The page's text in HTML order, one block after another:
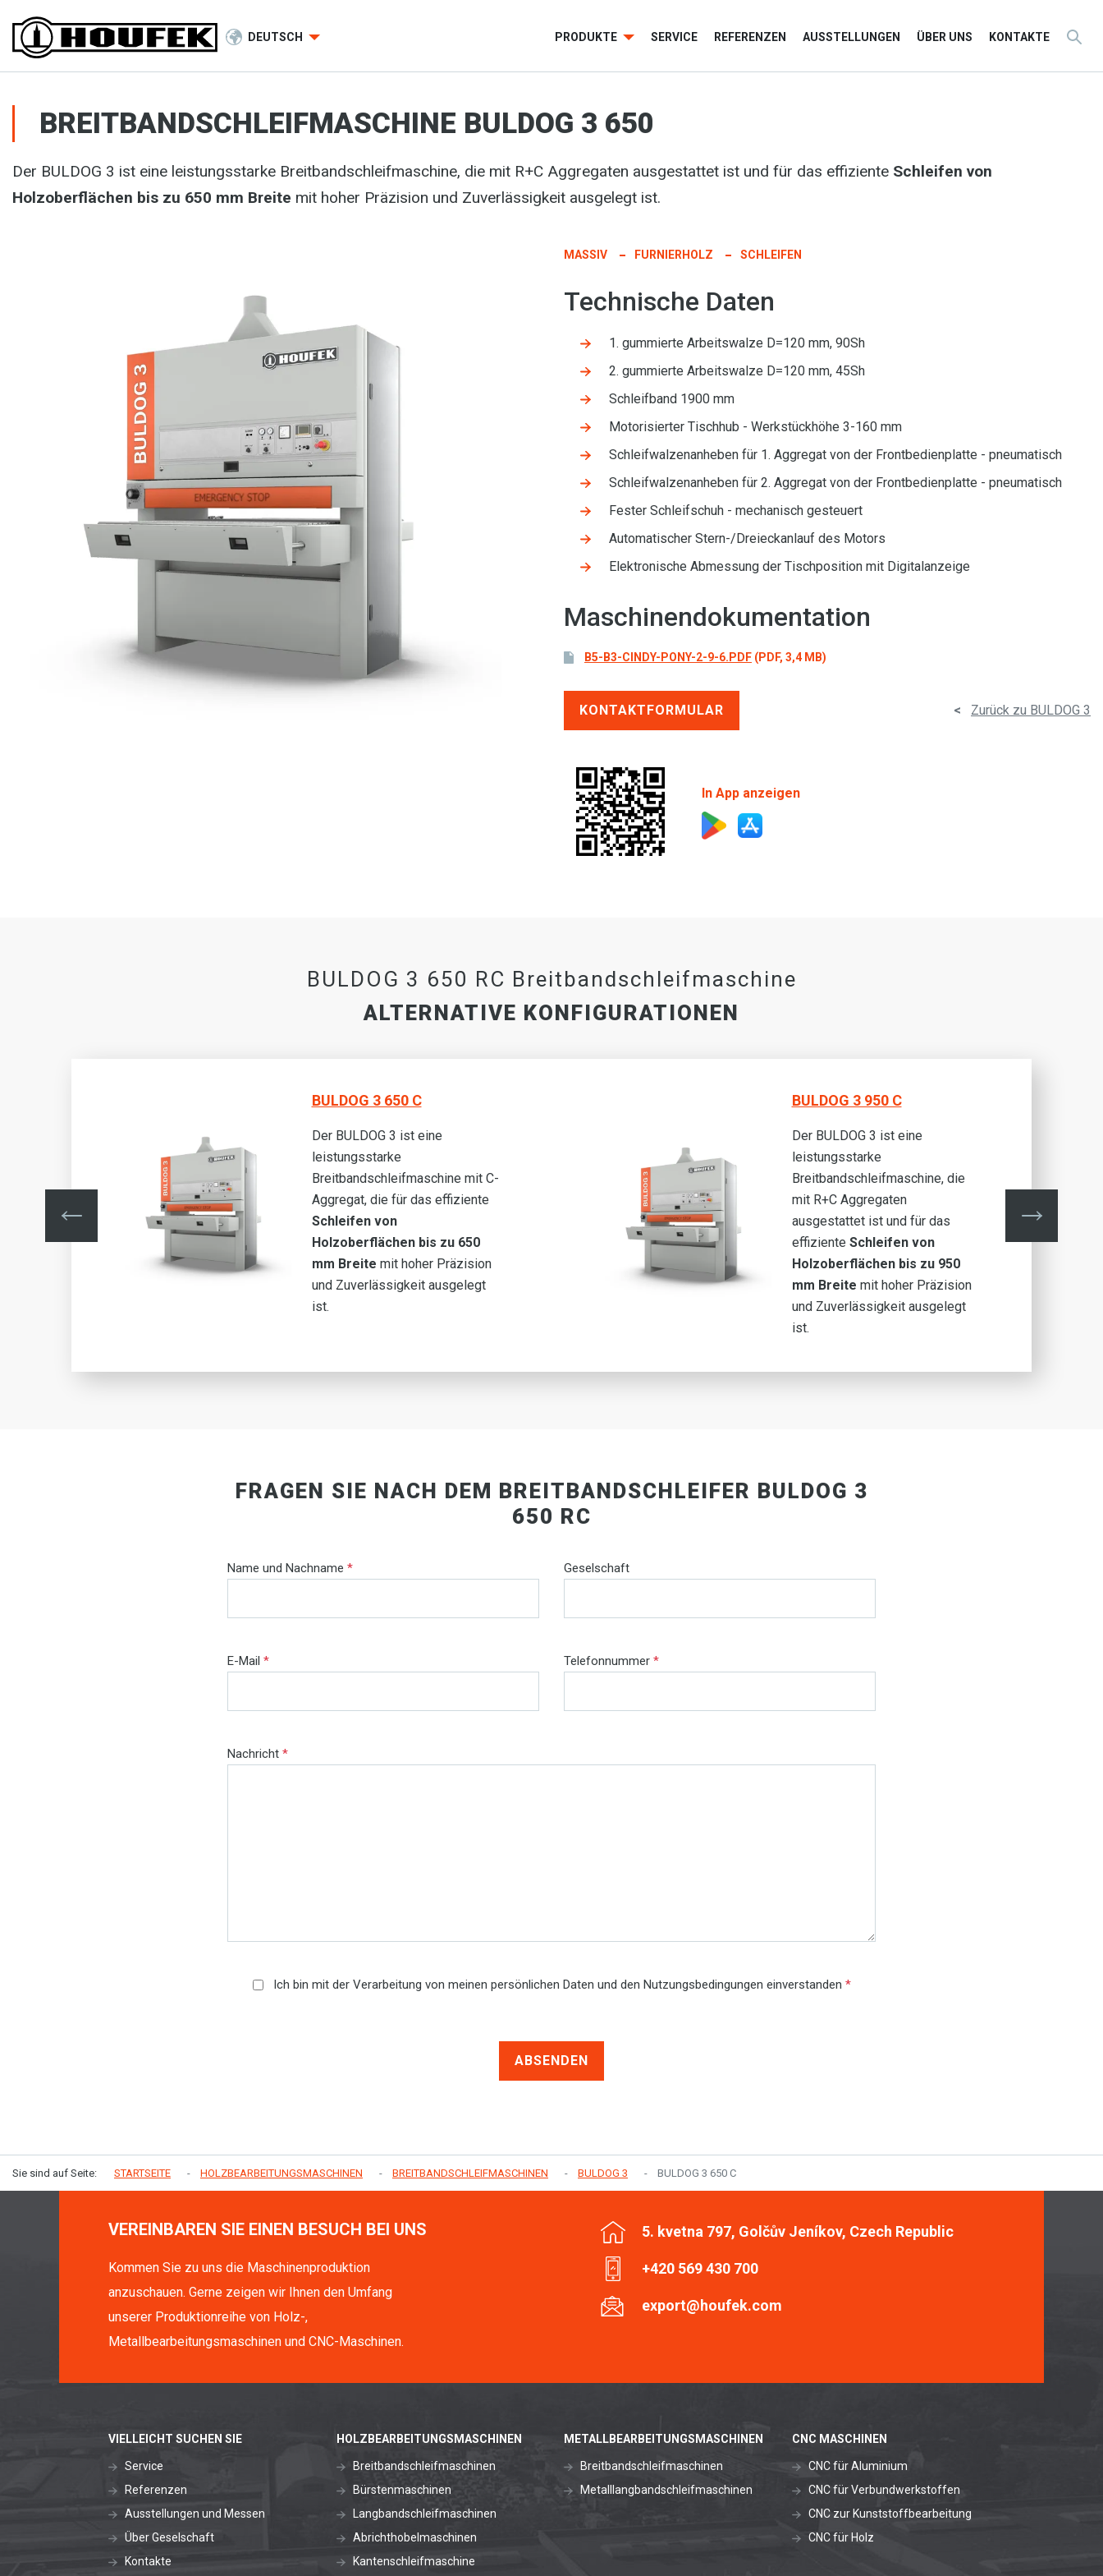
DEUTSCH PRODUKTE SERVICE REFERENZEN AUSSTELLUNGEN ÜBER UNS KONTAKTE
BREITBANDSCHLEIFMASCHINE BULDOG 3 650
Der BULDOG 3 ist eine leistungsstarke Breitbandschleifmaschine, die mit R+C Aggregaten ausgestattet ist und für das effiziente Schleifen von
Holzoberflächen bis zu 650 mm Breite mit hoher Präzision und Zuverlässigkeit ausgelegt ist.
MASSIV FURNIERHOLZ SCHLEIFEN
Technische Daten
1. gummierte Arbeitswalze D=120 mm, 90Sh
2. gummierte Arbeitswalze D=120 mm, 45Sh
Schleifband 1900 mm
Motorisierter Tischhub - Werkstückhöhe 3-160 mm
Schleifwalzenanheben für 1. Aggregat von der Frontbedienplatte - pneumatisch
Schleifwalzenanheben für 2. Aggregat von der Frontbedienplatte - pneumatisch
Fester Schleifschuh - mechanisch gesteuert
Automatischer Stern-/Dreieckanlauf des Motors
Elektronische Abmessung der Tischposition mit Digitalanzeige
Maschinendokumentation
B5-B3-CINDY-PONY-2-9-6.PDF (PDF, 3,4 MB)
KONTAKTFORMULAR < Zurück zu BULDOG 3
In App anzeigen
BULDOG 3 650 RC Breitbandschleifmaschine
ALTERNATIVE KONFIGURATIONEN
BULDOG 3 650 C
Der BULDOG 3 ist eine
leistungsstarke
Breitbandschleifmaschine mit C-
Aggregat, die für das effiziente
Schleifen von
Holzoberflächen bis zu 650
mm Breite mit hoher Präzision
und Zuverlässigkeit ausgelegt
ist.
BULDOG 3 950 C
Der BULDOG 3 ist eine
leistungsstarke
Breitbandschleifmaschine, die
mit R+C Aggregaten
ausgestattet ist und für das
effiziente Schleifen von
Holzoberflächen bis zu 950
mm Breite mit hoher Präzision
und Zuverlässigkeit ausgelegt
ist.
FRAGEN SIE NACH DEM BREITBANDSCHLEIFER BULDOG 3
650 RC
Name und Nachname * Geselschaft
E-Mail * Telefonnummer *
Nachricht *
Ich bin mit der Verarbeitung von meinen persönlichen Daten und den Nutzungsbedingungen einverstanden *
ABSENDEN
Sie sind auf Seite: STARTSEITE HOLZBEARBEITUNGSMASCHINEN BREITBANDSCHLEIFMASCHINEN BULDOG 3 BULDOG 3 650 C
VEREINBAREN SIE EINEN BESUCH BEI UNS
Kommen Sie zu uns die Maschinenproduktion
anzuschauen. Gerne zeigen wir Ihnen den Umfang
unserer Produktionreihe von Holz-,
Metallbearbeitungsmaschinen und CNC-Maschinen.
5. kvetna 797, Golčův Jeníkov, Czech Republic
+420 569 430 700
export@houfek.com
VIELLEICHT SUCHEN SIE
Service
Referenzen
Ausstellungen und Messen
Über Geselschaft
Kontakte
HOLZBEARBEITUNGSMASCHINEN
Breitbandschleifmaschinen
Bürstenmaschinen
Langbandschleifmaschinen
Abrichthobelmaschinen
Kantenschleifmaschine
METALLBEARBEITUNGSMASCHINEN
Breitbandschleifmaschinen
Metalllangbandschleifmaschinen
CNC MASCHINEN
CNC für Aluminium
CNC für Verbundwerkstoffen
CNC zur Kunststoffbearbeitung
CNC für Holz